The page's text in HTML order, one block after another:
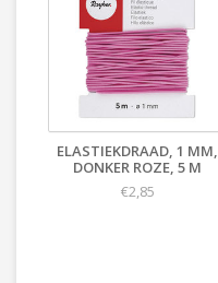
ELASTIEKDRAAD, 1 MM,
DONKER ROZE, 5 M
€2,85